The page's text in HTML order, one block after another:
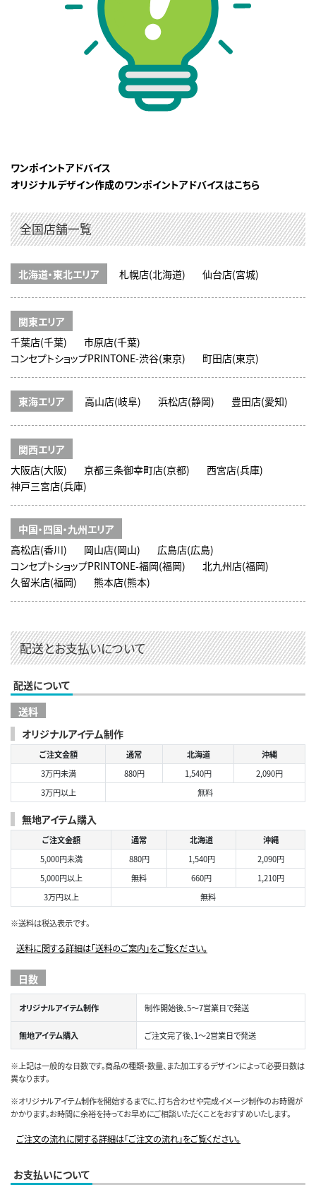
ワンポイントアドバイス
オリジナルデザイン作成のワンポイントアドバイスはこちら
全国店舗一覧
北海道・東北エリア 札幌店(北海道) 仙台店(宮城)
関東エリア
千葉店(千葉)
市原店(千葉)
コンセプトショップPRINTONE-渋谷(東京)
町田店(東京)
東海エリア 高山店(岐阜) 浜松店(静岡) 豊田店(愛知)
関西エリア
大阪店(大阪)
京都三条御幸町店(京都)
西宮店(兵庫)
神戸三宮店(兵庫)
中国・四国・九州エリア
高松店(香川)
岡山店(岡山)
広島店(広島)
コンセプトショップPRINTONE-福岡(福岡)
北九州店(福岡)
久留米店(福岡)
熊本店(熊本)
配送とお支払いについて
配送について
送料
オリジナルアイテム制作
ご注文金額 通常 北海道
沖縄
3万円未満
880円 1,540円
2,090円
3万円以上
無料
無地アイテム購入
ご注文金額 通常 北海道
沖縄
5,000円未満
880円 1,540円
2,090円
5,000円以上
無料 660円
1,210円
3万円以上
無料
※送料は税込表示です。
送料に関する詳細は「送料のご案内」をご覧ください。
日数
オリジナルアイテム制作 制作開始後、5～7営業日で発送
無地アイテム購入 ご注文完了後、1～2営業日で発送
※上記は一般的な日数です。商品の種類・数量、また加工するデザインによって必要日数は
異なります。
※オリジナルアイテム制作を開始するまでに、打ち合わせや完成イメージ制作のお時間が
かかります。お時間に余裕を持ってお早めにご相談いただくことをおすすめいたします。
ご注文の流れに関する詳細は「ご注文の流れ」をご覧ください。
お支払いについて